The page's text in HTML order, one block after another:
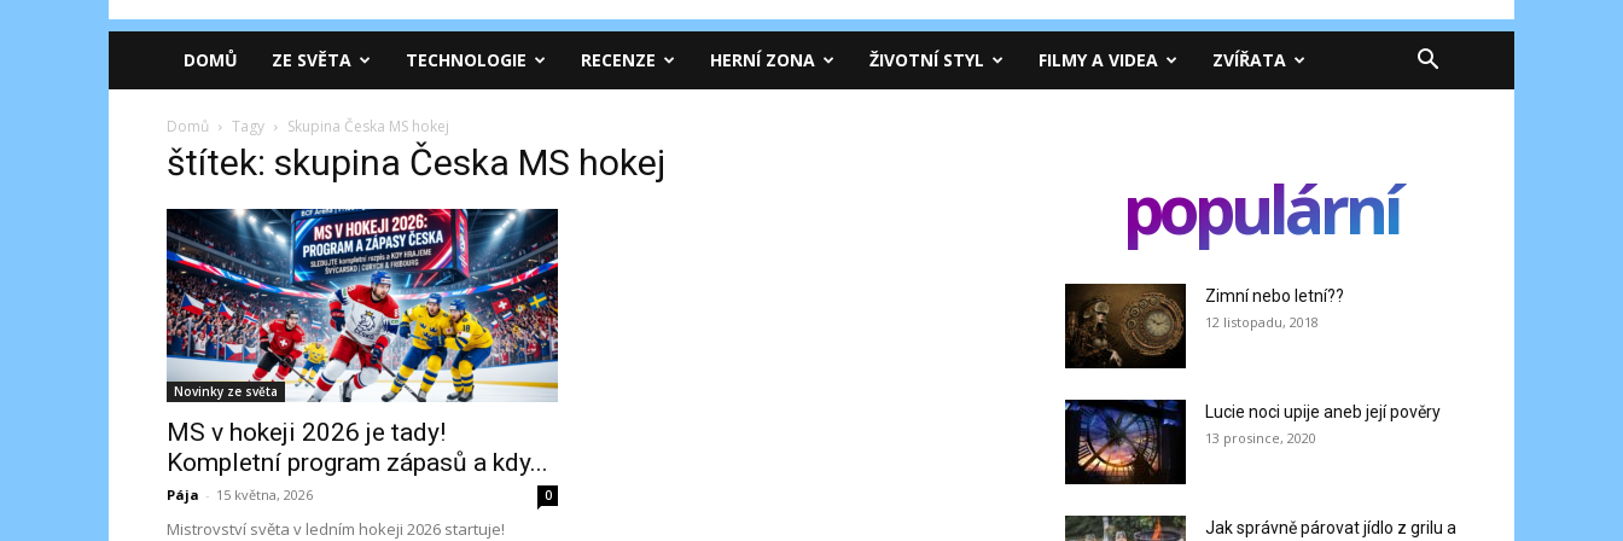
DOMŮ ZE SVĚTA TECHNOLOGIE RECENZE HERNÍ ZONA ŽIVOTNÍ STYL FILMY A VIDEA ZVÍŘATA
Domů Tagy Skupina Česka MS hokej
štítek: skupina Česka MS hokej
Novinky ze světa
MS v hokeji 2026 je tady!
Kompletní program zápasů a kdy...
Pája - 15 května, 2026 0
Mistrovství světa v ledním hokeji 2026 startuje!
populární
Zimní nebo letní??
12 listopadu, 2018
Lucie noci upije aneb její pověry
13 prosince, 2020
Jak správně párovat jídlo z grilu a